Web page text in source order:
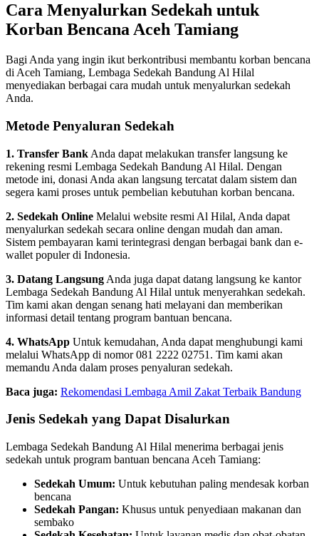
Cara Menyalurkan Sedekah untuk
Korban Bencana Aceh Tamiang
Bagi Anda yang ingin ikut berkontribusi membantu korban bencana
di Aceh Tamiang, Lembaga Sedekah Bandung Al Hilal
menyediakan berbagai cara mudah untuk menyalurkan sedekah
Anda.
Metode Penyaluran Sedekah
1. Transfer Bank Anda dapat melakukan transfer langsung ke
rekening resmi Lembaga Sedekah Bandung Al Hilal. Dengan
metode ini, donasi Anda akan langsung tercatat dalam sistem dan
segera kami proses untuk pembelian kebutuhan korban bencana.
2. Sedekah Online Melalui website resmi Al Hilal, Anda dapat
menyalurkan sedekah secara online dengan mudah dan aman.
Sistem pembayaran kami terintegrasi dengan berbagai bank dan e-
wallet populer di Indonesia.
3. Datang Langsung Anda juga dapat datang langsung ke kantor
Lembaga Sedekah Bandung Al Hilal untuk menyerahkan sedekah.
Tim kami akan dengan senang hati melayani dan memberikan
informasi detail tentang program bantuan bencana.
4. WhatsApp Untuk kemudahan, Anda dapat menghubungi kami
melalui WhatsApp di nomor 081 2222 02751. Tim kami akan
memandu Anda dalam proses penyaluran sedekah.
Baca juga: Rekomendasi Lembaga Amil Zakat Terbaik Bandung
Jenis Sedekah yang Dapat Disalurkan
Lembaga Sedekah Bandung Al Hilal menerima berbagai jenis
sedekah untuk program bantuan bencana Aceh Tamiang:
Sedekah Umum: Untuk kebutuhan paling mendesak korban
bencana
Sedekah Pangan: Khusus untuk penyediaan makanan dan
sembako